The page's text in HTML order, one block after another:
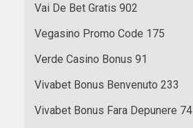
Vai De Bet Gratis 902
Vegasino Promo Code 175
Verde Casino Bonus 91
Vivabet Bonus Benvenuto 233
Vivabet Bonus Fara Depunere 74